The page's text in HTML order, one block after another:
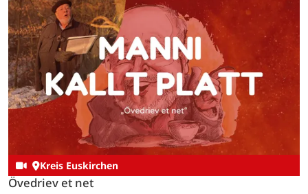
Kreis Euskirchen
Övedriev et net